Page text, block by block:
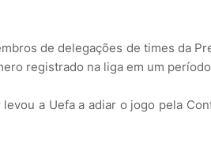
de delegações de times da
registrado na liga em um
a Uefa a adiar o jogo pela